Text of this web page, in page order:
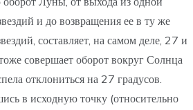
и до возвращения ее в ту же
составляет, на самом деле, 27 и
совершает оборот вокруг Солнца
отклониться на 27 градусов.
в исходную точку (относительно